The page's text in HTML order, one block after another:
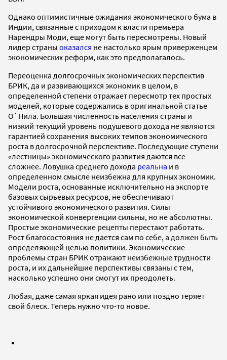
Однако оптимистичные ожидания экономического бума в
Индии, связанные с приходом к власти премьера
Нарендры Моди, еще могут быть пересмотрены. Новый
лидер страны оказался не настолько ярым приверженцем
экономических реформ, как это предполагалось.
Переоценка долгосрочных экономических перспектив
БРИК, да и развивающихся экономик в целом, в
определенной степени отражает пересмотр тех простых
моделей, которые содержались в оригинальной статье
О`Нила. Большая численность населения страны и
низкий текущий уровень подушевого дохода не являются
гарантией сохранения высоких темпов экономического
роста в долгосрочной перспективе. Последующие ступени
«лестницы» экономического развития даются все
сложнее. Ловушка среднего дохода реальна и в
определенном смысле неизбежна для крупных экономик.
Модели роста, основанные исключительно на экспорте
базовых сырьевых ресурсов, не обеспечивают
устойчивого экономического развития. Силы
экономической конвергенции сильны, но не абсолютны.
Простые экономические рецепты перестают работать.
Рост благосостояния не дается сам по себе, а должен быть
определяющей целью политики. Экономические
проблемы стран БРИК отражают неизбежные трудности
роста, и их дальнейшие перспективы связаны с тем,
насколько успешно они смогут их преодолеть.
Любая, даже самая яркая идея рано или поздно теряет
свой блеск. Теперь нужно что-то новое.